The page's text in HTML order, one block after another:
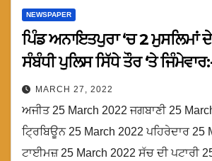
NEWSPAPER
ਪਿੰਡ ਅਨਾਇਤਪੁਰਾ ‘ਚ 2 ਮੁਸਲਿਮਾਂ
ਸੰਬੰਧੀ ਪੁਲਿਸ ਸਿੱਧੇ ਤੌਰ ‘ਤੇ
MARCH 27, 2022
ਅਜੀਤ 25 March 2022 ਜਗਬਾਣੀ 25
ਟ੍ਰਿਬਿਊਨ 25 March 2022 ਪਹਿਰੇਦਾਰ 25
ਟਾਈਮਜ਼ 25 March 2022 ਸੱਚ ਦੀ ਪਟਾਰੀ